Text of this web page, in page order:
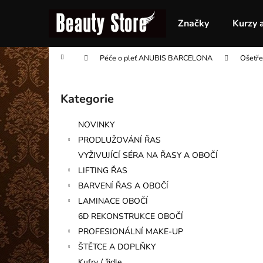
Značky Kurzy
Domů Péče o pleť ANUBIS BARCELONA
o
s
t
r
n
n
í
n
Přeskočit
kategorie
Kategorie
NOVINKY
PRODLUŽOVÁNÍ ŘAS
VYŽIVUJÍCÍ SÉRA NA ŘASY A OBOČÍ
LIFTING ŘAS
BARVENÍ ŘAS A OBOČÍ
LAMINACE OBOČÍ
6D REKONSTRUKCE OBOČÍ
PROFESIONÁLNÍ MAKE-UP
ŠTĚTCE A DOPLŇKY
í
k
do
obchodu
do
obchodu